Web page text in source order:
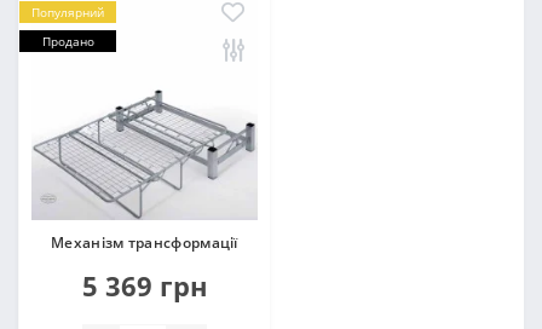
Популярний
Продано
Механізм трансформації
5 369 грн